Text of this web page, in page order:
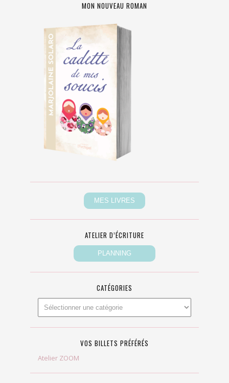
MON NOUVEAU ROMAN
ATELIER D’ÉCRITURE
CATÉGORIES
VOS BILLETS PRÉFÉRÉS
Atelier ZOOM